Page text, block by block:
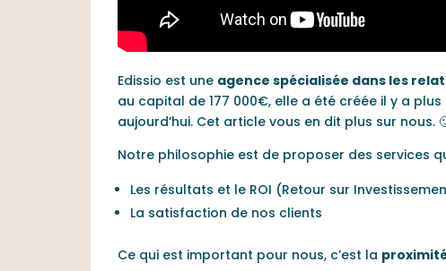
Edissio est une agence spécialisée dans les
au capital de 177 000€, elle a été créée il y a
aujourd’hui. Cet article vous en dit plus sur nous.
Notre philosophie est de proposer des services
Les résultats et le ROI (Retour sur
La satisfaction de nos clients
Ce qui est important pour nous, c’est la